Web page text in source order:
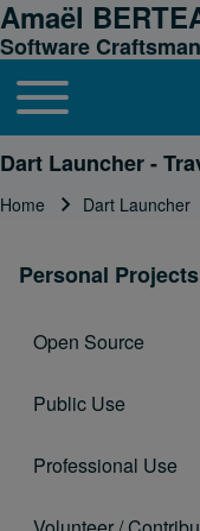
Skip to header
Skip to main navigation
Skip to main content
Skip to footer
Search
Amaël
Software
Main navigation
Toggle main menu
Dart Launcher -
Home Dart Launcher
Personal Projects
Open Source
Public Use
Professional Use